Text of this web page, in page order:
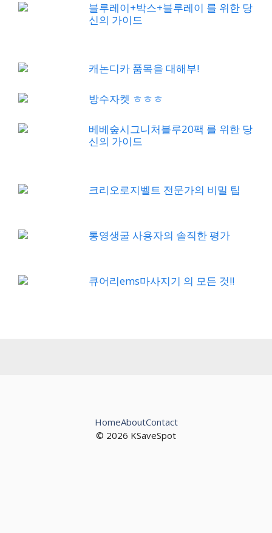
블루레이+박스+블루레이 를 위한 당
신의 가이드
캐논디카 품목을 대해부!
방수자켓 ㅎㅎㅎ
베베숲시그니처블루20팩 를 위한 당
신의 가이드
크리오로지벨트 전문가의 비밀 팁
통영생굴 사용자의 솔직한 평가
큐어리ems마사지기 의 모든 것!!
© 2026 KSaveSpot
HomeAboutContact